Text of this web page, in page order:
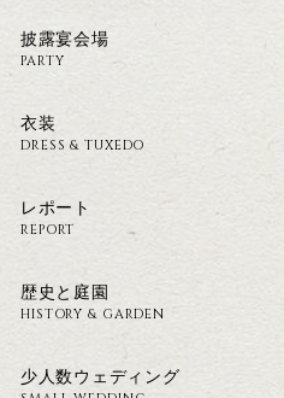
披露宴会場
PARTY
衣装
DRESS & TUXEDO
レポート
REPORT
歴史と庭園
HISTORY & GARDEN
少人数ウェディング